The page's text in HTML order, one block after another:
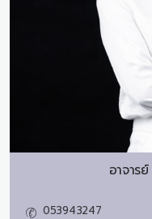
อาจารย์
053943247